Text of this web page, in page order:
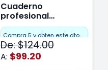
Cuaderno
profesional
Miquelrius Emotions
raya 80 hojas
Purpura
Compra 5 y obten este dto.
De: $124.00
A: $99.20